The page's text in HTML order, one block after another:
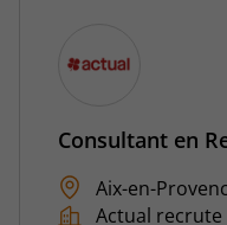
Consultant en
Aix-en-
Actual